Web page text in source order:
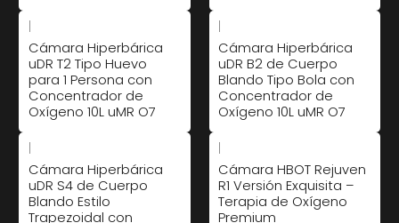
Cámara Hiperbárica
uDR T2 Tipo Huevo
para 1 Persona con
Concentrador de
Oxígeno 10L uMR O7
Cámara Hiperbárica
uDR B2 de Cuerpo
Blando Tipo Bola con
Concentrador de
Oxígeno 10L uMR O7
Cámara Hiperbárica
uDR S4 de Cuerpo
Blando Estilo
Trapezoidal con
Cámara HBOT Rejuven
R1 Versión Exquisita –
Terapia de Oxígeno
Premium